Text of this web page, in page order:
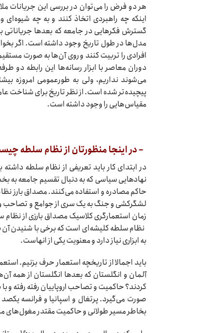
هر دو فرض را می‌توان در بررسی این جریانات
اینکه چه راهبردی اتخاذ کنند و به چه
گسترش فکر‌هایی در جامعه که بعد‌ها جریاناتی
مدل‌ها در طول تاریخ وجود داشته است. اگر
افرادی را تربیت کنند و روی آن‌ها به صورت
دوران معاصر با ابزار رسانه‌ها این رابطه دو
می‌شوند نداریم، ولی به طورعمومی امروزه
پیچیده‌تر شده است. از نظر تاریخ برای شناخت
مقیاس‌هایی را وجود داشته است.
– در اینجا منظورتان از نظام سلطه
در ابتدای کار باید تعریفی از نظام سلطه
نهاد‌هایی سیاسی که به دنبال تقسیم جامعه به
حاکم مصادره و استفاده می‌کنند. مصداق بارز
لشگرکشی و جنگ به یک سری از جوامع و تصاحب و
زمان استعمارگری کلاسیک مصداق بارزی از
نظام سلطه کلیشه‌ای است که برخی با شنیدن
به ابزاری نیاز دارد و معنویت یکی از انهاست.
باید اجمالا از تاریخچه استعمار حرف بزنیم.
آلمان و انگلستان که بعد‌ها انگلستان از همه
کردند؟ حاکمیت و تصاحب اروپاییان رفته رفته و
صورت می‌گیرد. پرتغال و اسپانیا و فرانسه
بخاطر مسیر طولانی و حاکمیت مقتدر مغول‌های